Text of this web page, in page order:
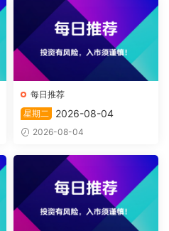
每日推荐
星期二
2026-08-04
2026-08-04